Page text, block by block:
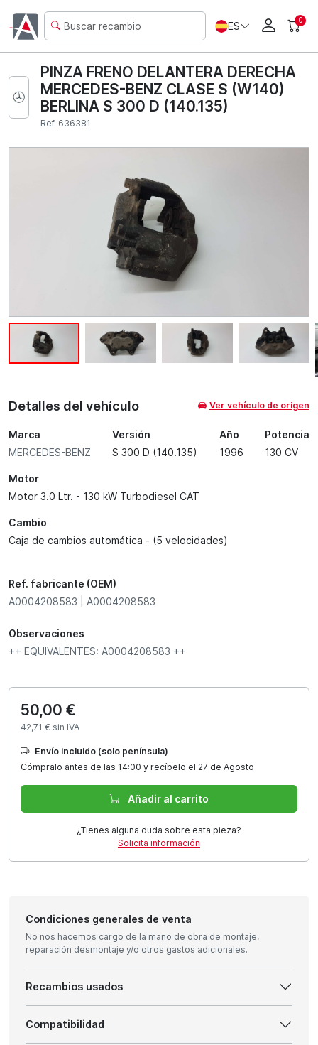
ES 0
PINZA FRENO DELANTERA DERECHA
MERCEDES-BENZ CLASE S (W140)
BERLINA S 300 D (140.135)
Ref. 636381
Detalles del vehículo Ver vehículo de origen
Marca
MERCEDES-BENZ
Versión
S 300 D (140.135)
Año
1996
Potencia
130 CV
Motor
Motor 3.0 Ltr. - 130 kW Turbodiesel CAT
Cambio
Caja de cambios automática - (5 velocidades)
Ref. fabricante (OEM)
A0004208583 | A0004208583
Observaciones
++ EQUIVALENTES: A0004208583 ++
50,00 €
42,71 € sin IVA
Envío incluido (solo península)
Cómpralo antes de las 14:00 y recíbelo el 27 de Agosto
Añadir al carrito
¿Tienes alguna duda sobre esta pieza?
Solicita información
Condiciones generales de venta
No nos hacemos cargo de la mano de obra de montaje,
reparación desmontaje y/o otros gastos adicionales.
Recambios usados
Compatibilidad